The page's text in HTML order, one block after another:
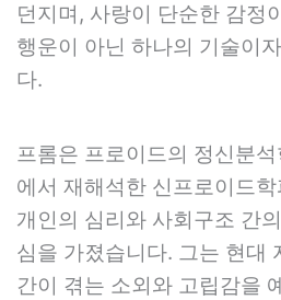
던지며, 사랑이 단순한 감정
행운이 아닌 하나의 기술이
다.
프롬은 프로이드의 정신분
에서 재해석한 신프로이드
개인의 심리와 사회구조 간
심을 가졌습니다. 그는 현대
간이 겪는 소외와 고립감을